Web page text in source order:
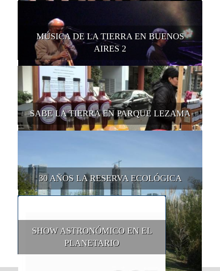
MÚSICA DE LA TIERRA EN BUENOS
AIRES 2
SABE LA TIERRA EN PARQUE LEZAMA
30 AÑOS LA RESERVA ECOLÓGICA
SHOW ASTRONÓMICO EN EL
PLANETARIO